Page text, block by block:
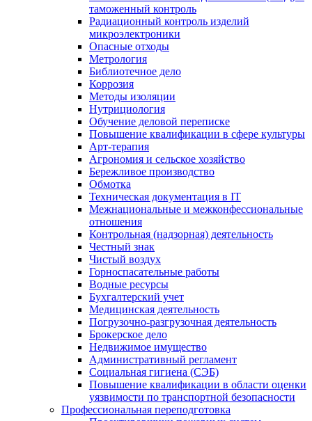
таможенный контроль
Радиационный контроль изделий
микроэлектроники
Опасные отходы
Метрология
Библиотечное дело
Коррозия
Методы изоляции
Нутрициология
Обучение деловой переписке
Повышение квалификации в сфере культуры
Арт-терапия
Агрономия и сельское хозяйство
Бережливое производство
Обмотка
Техническая документация в IT
Межнациональные и межконфессиональные
отношения
Контрольная (надзорная) деятельность
Честный знак
Чистый воздух
Горноспасательные работы
Водные ресурсы
Бухгалтерский учет
Медицинская деятельность
Погрузочно-разгрузочная деятельность
Брокерское дело
Недвижимое имущество
Административный регламент
Социальная гигиена (СЭБ)
Повышение квалификации в области оценки
уязвимости по транспортной безопасности
Профессиональная переподготовка